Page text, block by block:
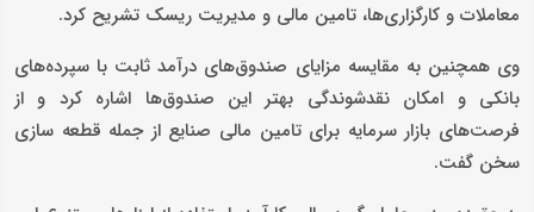
معاملات و کارگزاری‌ها، تامین مالی و مدیریت ریسک تشریح کرد.
وی همچنین به مقایسه مزایای صندوق‌های درآمد ثابت با سپرده‌های
بانکی و امکان نقدشوندگی بهتر این صندوق‌ها اشاره کرد و از
فرصت‌های بازار سرمایه برای تامین مالی صنایع از جمله قطعه سازی
سخن گفت.